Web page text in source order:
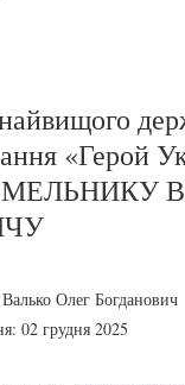
«Герой
МЕЛЬНИКУ
Олег Богданович
02 грудня 2025